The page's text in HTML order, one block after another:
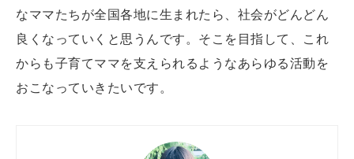
なママたちが全国各地に生まれたら、社会がどんどん
良くなっていくと思うんです。そこを目指して、これ
からも子育てママを支えられるようなあらゆる活動を
おこなっていきたいです。